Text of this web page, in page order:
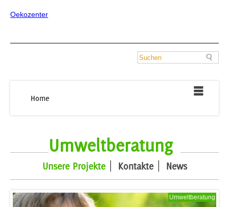
Oekozenter
Home
Umweltberatung
Unsere Projekte Kontakte News
Umweltberatung